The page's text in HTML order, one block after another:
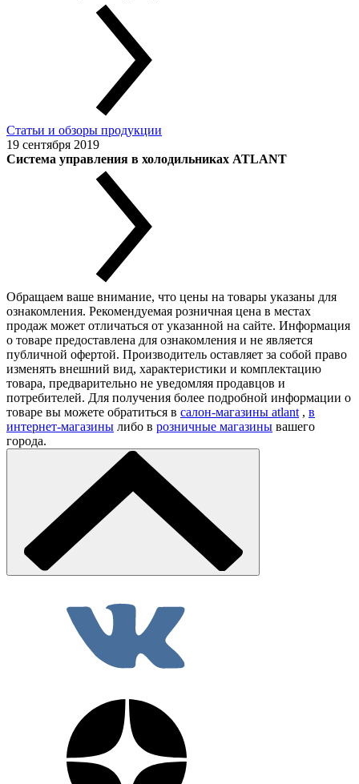
Статьи и обзоры продукции
19 сентября 2019
Система управления в холодильниках ATLANT
Обращаем ваше внимание, что цены на товары указаны для
ознакомления. Рекомендуемая розничная цена в местах
продаж может отличаться от указанной на сайте. Информация
о товаре предоставлена для ознакомления и не является
публичной офертой. Производитель оставляет за собой право
изменять внешний вид, характеристики и комплектацию
товара, предварительно не уведомляя продавцов и
потребителей. Для получения более подробной информации о
товаре вы можете обратиться в салон-магазины atlant , в
интернет-магазины либо в розничные магазины вашего
города.